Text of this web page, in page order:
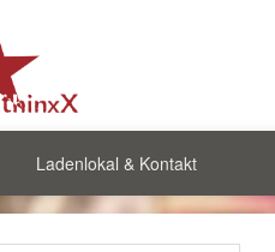
Ladenlokal & Kontakt